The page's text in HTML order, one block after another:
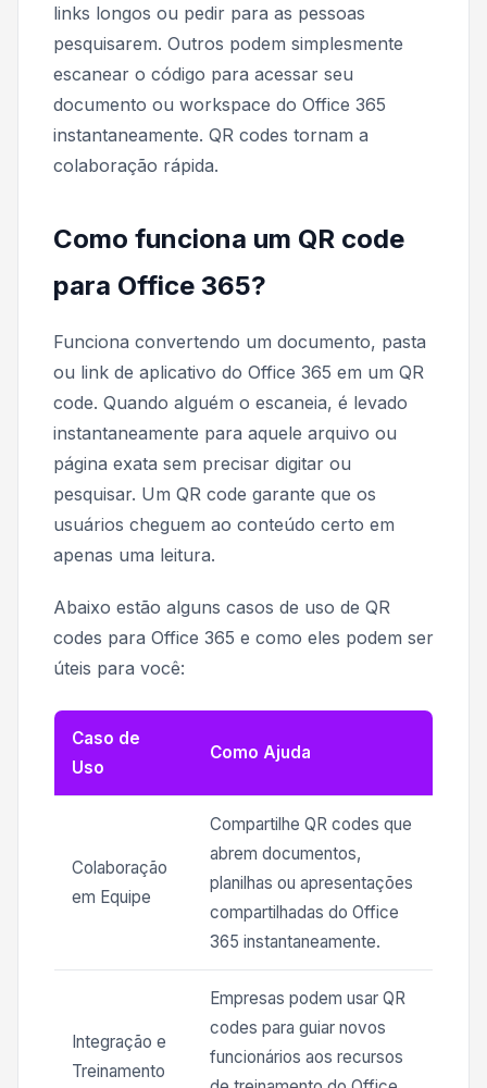
links longos ou pedir para as pessoas
pesquisarem. Outros podem simplesmente
escanear o código para acessar seu
documento ou workspace do Office 365
instantaneamente. QR codes tornam a
colaboração rápida.
Como funciona um QR code
para Office 365?
Funciona convertendo um documento, pasta
ou link de aplicativo do Office 365 em um QR
code. Quando alguém o escaneia, é levado
instantaneamente para aquele arquivo ou
página exata sem precisar digitar ou
pesquisar. Um QR code garante que os
usuários cheguem ao conteúdo certo em
apenas uma leitura.
Abaixo estão alguns casos de uso de QR
codes para Office 365 e como eles podem ser
úteis para você:
Caso de
Uso
Como Ajuda
Colaboração
em Equipe
Compartilhe QR codes que
abrem documentos,
planilhas ou apresentações
compartilhadas do Office
365 instantaneamente.
Integração e
Treinamento
Empresas podem usar QR
codes para guiar novos
funcionários aos recursos